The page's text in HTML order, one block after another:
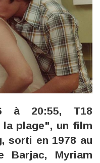
à 20:55, T18
plage", un film
sorti en 1978 au
Barjac, Myriam